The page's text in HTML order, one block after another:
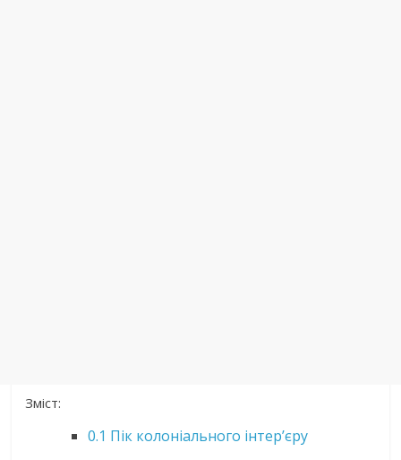
Зміст:
0.1 Пік колоніального інтер’єру